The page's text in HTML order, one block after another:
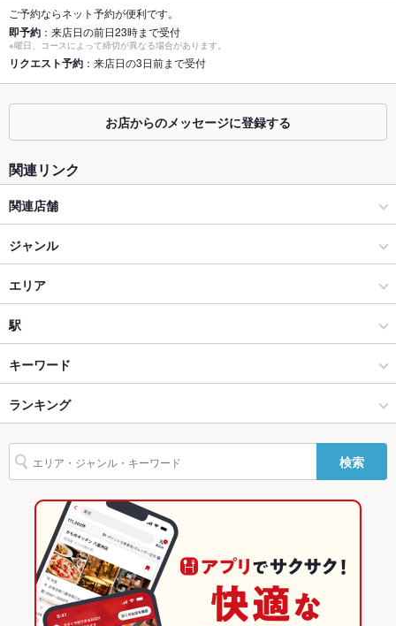
個室
あり ：あり 10名様席×1卓 4名様席×2卓 2名様席×1卓 6
名様席×1卓
座敷 なし ：あり 4名様席×３卓 2名様席×2卓 6名様席×1卓
カウンター
ソファー
テラス席
貸切
Wi-Fi あり
バリアフリ
ー
なし
ェクタ
その他設備 －
その他
飲み放題 あり
食べ放題 なし
焼酎充実
ご予約ならネット予約が便利です。
即予約 ：来店日の前日23時まで受付
※曜日、コースによって締切が異なる場合があります。
リクエスト予約 ：来店日の3日前まで受付
お店からのメッセージに登録する
関連リンク
関連店舗
地鶏炉端と九州の焼酎 あしどり 泉崎
酒ト島めし ちゃたんパーラー ハハハッ
沖縄食材と炉端串焼 ミハマノアシドリ
でんすけ商店コザ
でんすけ商店栄町店
おでんすけ商店糸満
ジャンル
居酒屋
和風
創作
読谷･北谷･宜野湾･浦添･嘉手納 × 居酒屋
読谷･北谷･宜野湾･浦添･嘉手納 × 和風
読谷･北谷･宜野湾･浦添･嘉手納 × 創作
経塚駅 × 居酒屋
経塚駅 × 和風
経塚駅 × 創作
エリア
浦添
浦添 × 居酒屋
浦添 × 和風
浦添 × 創作
沖縄
沖縄 × 居酒屋
沖縄 × 和風
沖縄 × 創作
駅
経塚駅
キーワード
手羽先 からあげ
ざるそば 天ざるそば
ランキング
沖縄のグルメランキング
沖縄の居酒屋ランキング
読谷･北谷･宜野湾･浦添･嘉手納のグルメランキング
読谷･北谷･宜野湾･浦添･嘉手納の居酒屋ランキング
浦添のグルメランキング
検索